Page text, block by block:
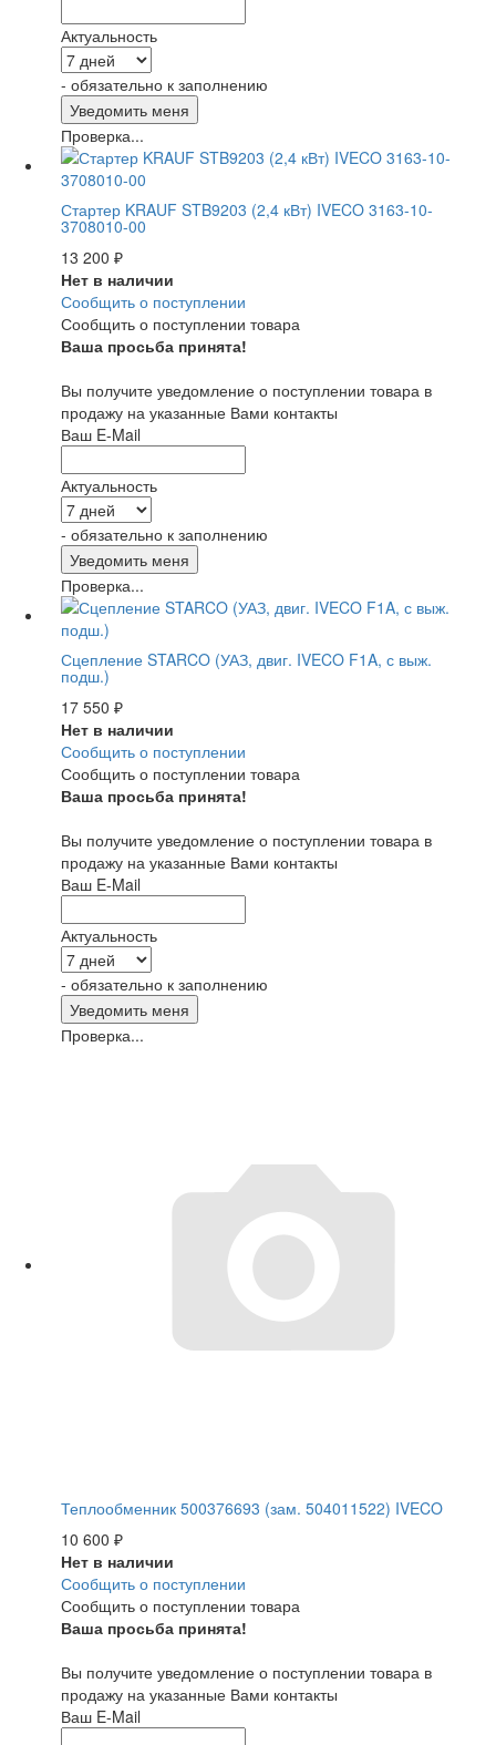
Актуальность
- обязательно к заполнению
Проверка...
Стартер KRAUF STB9203 (2,4 кВт) IVECO 3163-10-
3708010-00
13 200 ₽
Нет в наличии
Сообщить о поступлении
Сообщить о поступлении товара
Ваша просьба принята!
Вы получите уведомление о поступлении товара в
продажу на указанные Вами контакты
Ваш E-Mail
Актуальность
- обязательно к заполнению
Проверка...
Сцепление STARCO (УАЗ, двиг. IVECO F1A, с выж.
подш.)
17 550 ₽
Нет в наличии
Сообщить о поступлении
Сообщить о поступлении товара
Ваша просьба принята!
Вы получите уведомление о поступлении товара в
продажу на указанные Вами контакты
Ваш E-Mail
Актуальность
- обязательно к заполнению
Проверка...
Теплообменник 500376693 (зам. 504011522) IVECO
10 600 ₽
Нет в наличии
Сообщить о поступлении
Сообщить о поступлении товара
Ваша просьба принята!
Вы получите уведомление о поступлении товара в
продажу на указанные Вами контакты
Ваш E-Mail